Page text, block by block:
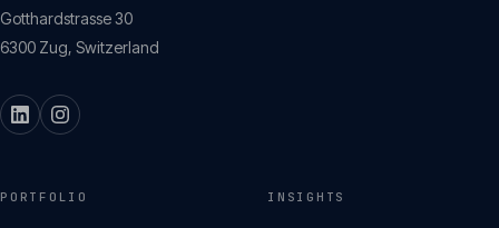
Gotthardstrasse 30
6300 Zug, Switzerland
PORTFOLIO INSIGHTS